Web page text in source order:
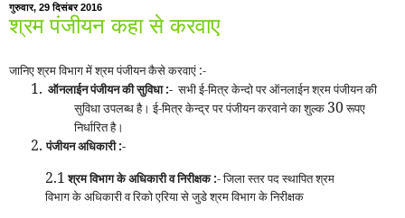
गुरुवार, 29 दिसंबर 2016
श्रम पंजीयन कहा से करवाए
जानिए श्रम विभाग में श्रम पंजीयन कैसे करवाएं :-
1. ऑनलाईन पंजीयन की सुविधा :- सभी ई-मित्र केन्दो पर ऑनलाईन श्रम पंजीयन की
सुविधा उपलब्ध है। ई-मित्र केन्द्र पर पंजीयन करवाने का शुल्क 30रूपए
निर्धारित है।
2. पंजीयन अधिकारी :-
2.1 श्रम विभाग के अधिकारी व निरीक्षक :- जिला स्तर पद स्थापित श्रम
विभाग के अधिकारी व रिको एरिया से जुडे श्रम विभाग के निरीक्षक